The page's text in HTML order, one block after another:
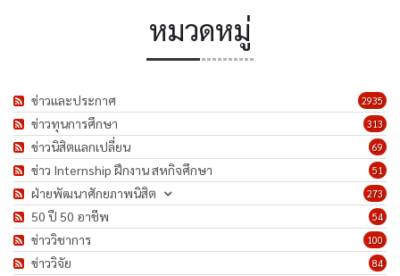
หมวดหมู่
2935
ข่าวและประกาศ
313
ข่าวทุนการศึกษา
69
ข่าวนิสิตแลกเปลี่ยน
51
ข่าว Internship ฝึกงาน สหกิจศึกษา
273
ฝ่ายพัฒนาศักยภาพนิสิต
54
50 ปี 50 อาชีพ
100
ข่าววิชาการ
84
ข่าววิจัย